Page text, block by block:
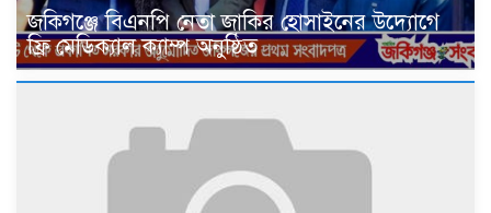
জকিগঞ্জে বিএনপি নেতা জাকির হোসাইনের উদ্যোগে
ফ্রি মেডিক্যাল ক্যাম্প অনুষ্ঠিত